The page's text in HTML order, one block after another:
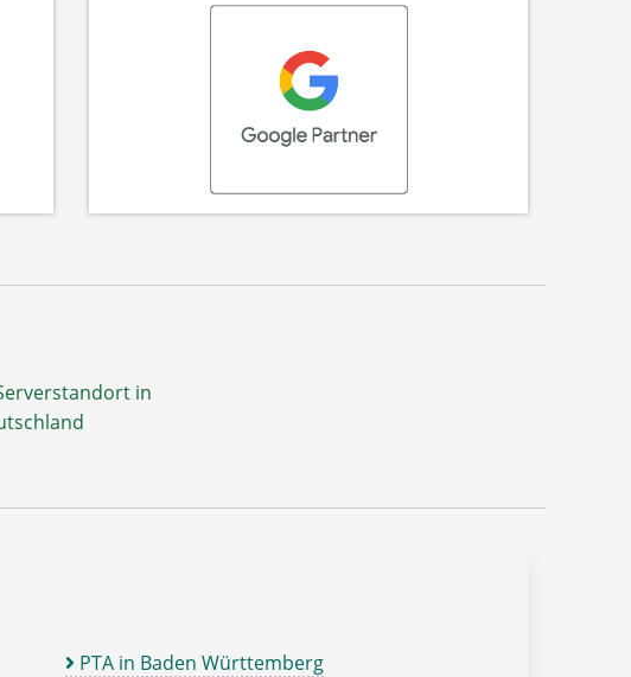
in
PTA in Baden Württemberg